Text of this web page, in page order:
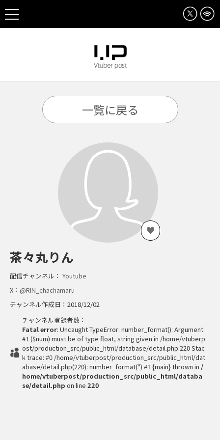
一覧に戻る
茶々丸りん
配信チャンネル： Youtube
X： @RIN_chachamaru
チャンネル作成日：2018/12/02
チャンネル登録者数：
Fatal error: Uncaught TypeError: number_format(): Argument
#1 ($num) must be of type float, string given in /home/vtuberp
ost/production_src/public_html/database/detail.php:220 Stac
k trace: #0 /home/vtuberpost/production_src/public_html/dat
abase/detail.php(220): number_format('') #1 {main} thrown in /
home/vtuberpost/production_src/public_html/databa
se/detail.php on line 220